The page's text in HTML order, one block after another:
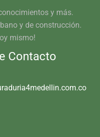
y más.
y de construcción.
mismo!
Contacto